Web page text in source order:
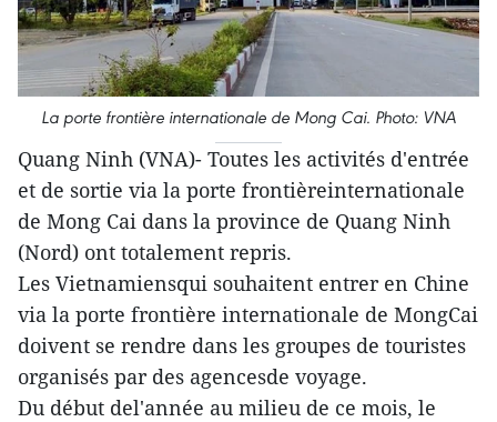
La porte frontière internationale de Mong Cai. Photo: VNA
Quang Ninh (VNA)- Toutes les activités d'entrée
et de sortie via la porte frontièreinternationale
de Mong Cai dans la province de Quang Ninh
(Nord) ont totalement repris.
Les Vietnamiensqui souhaitent entrer en Chine
via la porte frontière internationale de MongCai
doivent se rendre dans les groupes de touristes
organisés par des agencesde voyage.
Du début del'année au milieu de ce mois, le